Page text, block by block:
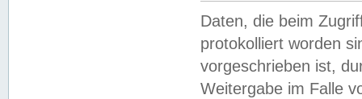
Daten, die beim
protokolliert worden
vorgeschrieben ist,
Weitergabe im Falle